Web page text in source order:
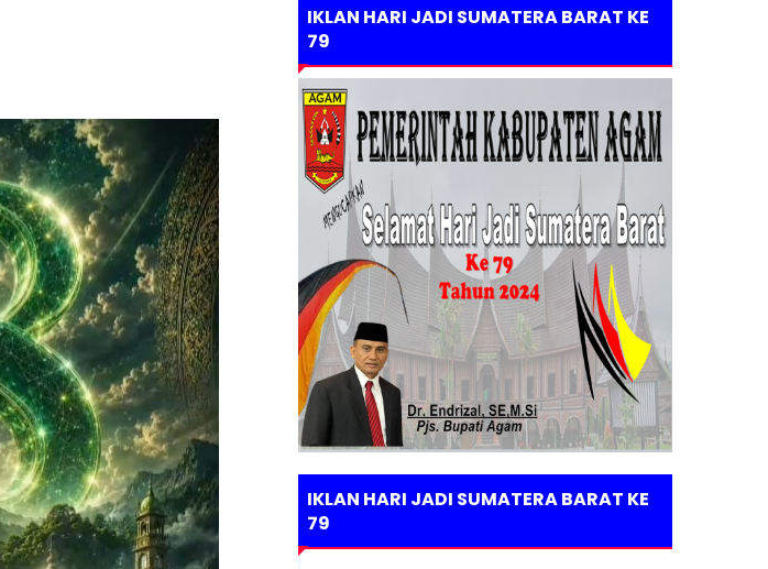
IKLAN HARI JADI SUMATERA BARAT KE
79
IKLAN HARI JADI SUMATERA BARAT KE
79